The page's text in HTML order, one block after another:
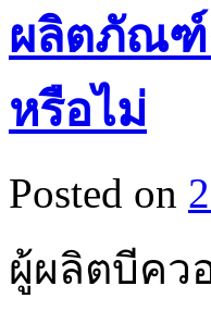
ผลิตภัณฑ์
หรือไม่
Posted on
ผู้ผลิตบีคว